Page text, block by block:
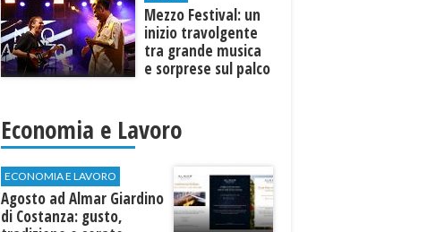
Mezzo Festival: un
inizio travolgente
tra grande musica
e sorprese sul palco
Economia e Lavoro
ECONOMIA E LAVORO
Agosto ad Almar Giardino
di Costanza: gusto,